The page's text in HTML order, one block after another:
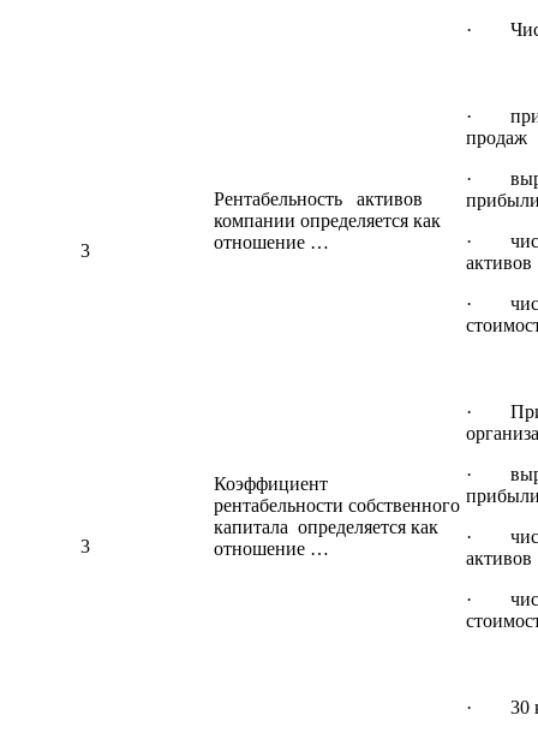
·
3
Рентабельность активов
компании определяется как
отношение …
·
продаж
·
·
активов
·
3
Коэффициент
рентабельности собственного
капитала определяется как
отношение …
·
·
·
активов
·
· 30